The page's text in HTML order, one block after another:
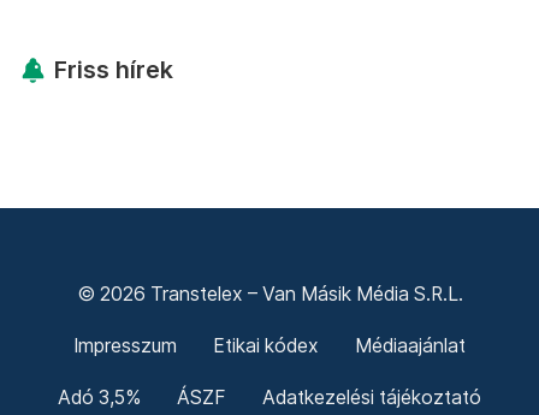
Friss hírek
© 2026 Transtelex – Van Másik Média S.R.L.
Impresszum Etikai kódex Médiaajánlat
Adó 3,5% ÁSZF Adatkezelési tájékoztató